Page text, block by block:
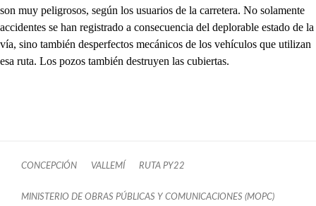
son muy peligrosos, según los usuarios de la carretera. No solamente
accidentes se han registrado a consecuencia del deplorable estado de la
vía, sino también desperfectos mecánicos de los vehículos que utilizan
esa ruta. Los pozos también destruyen las cubiertas.
CONCEPCIÓN VALLEMÍ RUTA PY22
MINISTERIO DE OBRAS PÚBLICAS Y COMUNICACIONES (MOPC)